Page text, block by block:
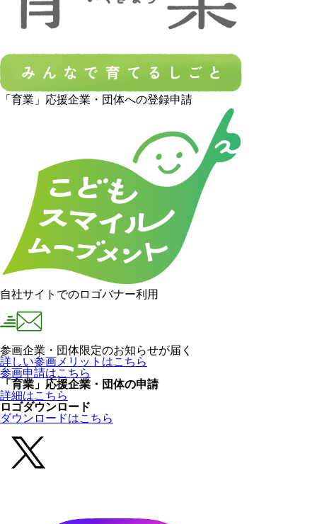
「育業」応援企業・団体への登録申請
自社サイトでのロゴバナー利用
参画企業・団体限定のお知らせが届く
詳しい参画メリットはこちら
参画申請はこちら
「育業」応援企業・団体の申請
詳細はこちら
ロゴダウンロード
ダウンロードはこちら